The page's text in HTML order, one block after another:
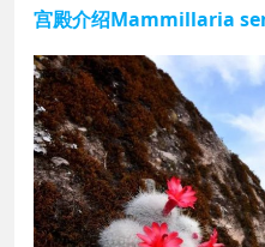
宫殿介绍Mammillaria